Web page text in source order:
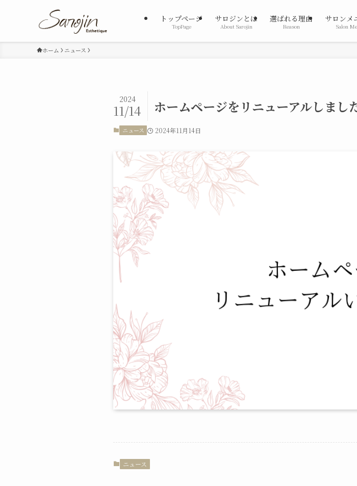
トップページ
TopPage
サロジンとは
About Sarojin
選ばれる理由
Reason
サロンメ
Salon
ホーム ニュース
ホームページをリニューアルしまし
2024
11/14
ニュース 2024年11月14日
ニュース